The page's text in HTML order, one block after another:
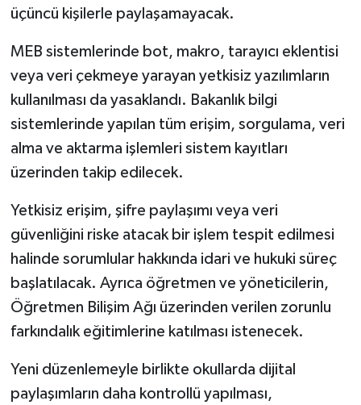
üçüncü kişilerle paylaşamayacak.
MEB sistemlerinde bot, makro, tarayıcı eklentisi
veya veri çekmeye yarayan yetkisiz yazılımların
kullanılması da yasaklandı. Bakanlık bilgi
sistemlerinde yapılan tüm erişim, sorgulama, veri
alma ve aktarma işlemleri sistem kayıtları
üzerinden takip edilecek.
Yetkisiz erişim, şifre paylaşımı veya veri
güvenliğini riske atacak bir işlem tespit edilmesi
halinde sorumlular hakkında idari ve hukuki süreç
başlatılacak. Ayrıca öğretmen ve yöneticilerin,
Öğretmen Bilişim Ağı üzerinden verilen zorunlu
farkındalık eğitimlerine katılması istenecek.
Yeni düzenlemeyle birlikte okullarda dijital
paylaşımların daha kontrollü yapılması,